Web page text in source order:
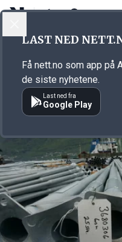
Annonsørinnhold
LAST NED
Få nett.no som app på
de siste nyhetene.
Last ned fra
Google Play